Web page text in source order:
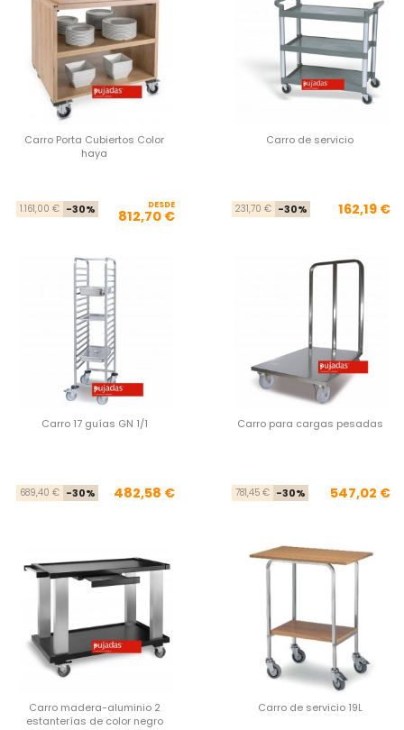
Carro Porta Cubiertos Color
haya
Precio base
1.161,00 € -30% Precio
DESDE
812,70 €
Carro de servicio
231,70 € -30% 162,19 €
Carro 17 guías GN 1/1
Precio base
689,40 € -30% Precio
482,58 €
Carro para cargas pesadas
781,45 € -30% 547,02 €
Carro madera-aluminio 2
estanterías de color negro
Carro de servicio 19L